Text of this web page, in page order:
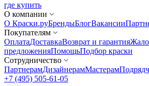
где купить
О компании
О Краски.руБрендыБлогВакансии
Покупателям
ОплатаДоставкаВозврат и гарантия
предложенияПомощьПодбор краски
Сотрудничество
ПартнерамДизайнерамМастерам
+7 (495) 505-61-05